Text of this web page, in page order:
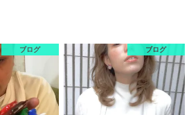
ブログ ブログ